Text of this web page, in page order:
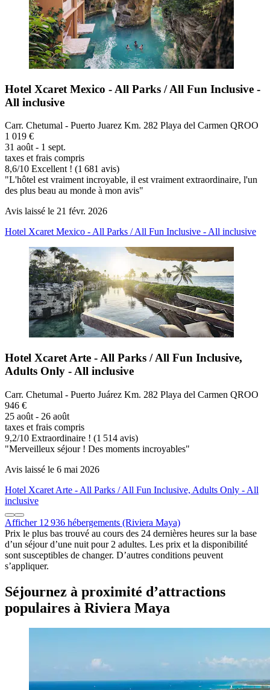
Hotel Xcaret Mexico - All Parks / All Fun Inclusive -
All inclusive
Carr. Chetumal - Puerto Juarez Km. 282 Playa del Carmen QROO
1 019 €
31 août - 1 sept.
taxes et frais compris
8,6/10 Excellent ! (1 681 avis)
"L'hôtel est vraiment incroyable, il est vraiment extraordinaire, l'un
des plus beau au monde à mon avis"
Avis laissé le 21 févr. 2026
Hotel Xcaret Mexico - All Parks / All Fun Inclusive - All inclusive
Hotel Xcaret Arte - All Parks / All Fun Inclusive,
Adults Only - All inclusive
Carr. Chetumal - Puerto Juárez Km. 282 Playa del Carmen QROO
946 €
25 août - 26 août
taxes et frais compris
9,2/10 Extraordinaire ! (1 514 avis)
"Merveilleux séjour ! Des moments incroyables"
Avis laissé le 6 mai 2026
Hotel Xcaret Arte - All Parks / All Fun Inclusive, Adults Only - All
inclusive
Afficher 12 936 hébergements (Riviera Maya)
Prix le plus bas trouvé au cours des 24 dernières heures sur la base
d’un séjour d’une nuit pour 2 adultes. Les prix et la disponibilité
sont susceptibles de changer. D’autres conditions peuvent
s’appliquer.
Séjournez à proximité d’attractions
populaires à Riviera Maya